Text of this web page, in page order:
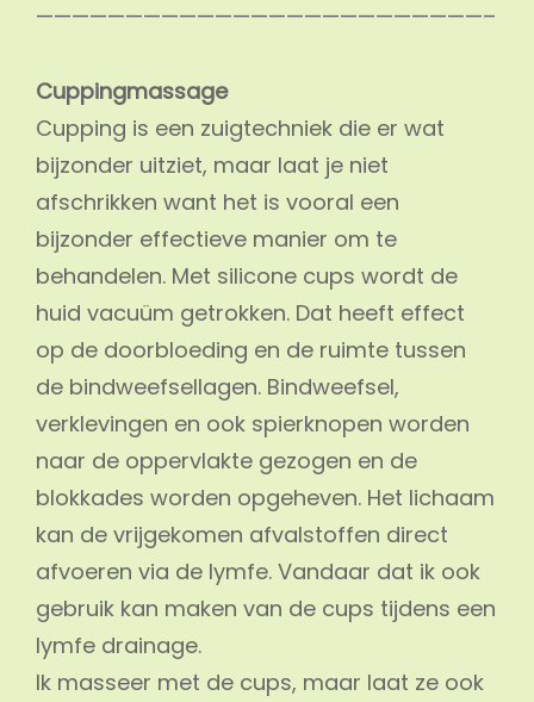
—————————————————————————–
Cuppingmassage
Cupping is een zuigtechniek die er wat
bijzonder uitziet, maar laat je niet
afschrikken want het is vooral een
bijzonder effectieve manier om te
behandelen. Met silicone cups wordt de
huid vacuüm getrokken. Dat heeft effect
op de doorbloeding en de ruimte tussen
de bindweefsellagen. Bindweefsel,
verklevingen en ook spierknopen worden
naar de oppervlakte gezogen en de
blokkades worden opgeheven. Het lichaam
kan de vrijgekomen afvalstoffen direct
afvoeren via de lymfe. Vandaar dat ik ook
gebruik kan maken van de cups tijdens een
lymfe drainage.
Ik masseer met de cups, maar laat ze ook